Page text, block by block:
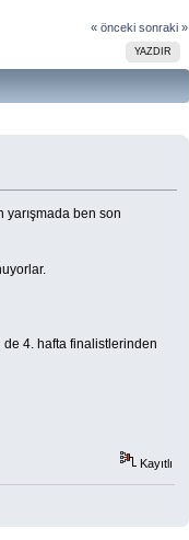
« önceki sonraki »
YAZDIR
yarışmada ben son
de 4. hafta finalistlerinden
Kayıtlı